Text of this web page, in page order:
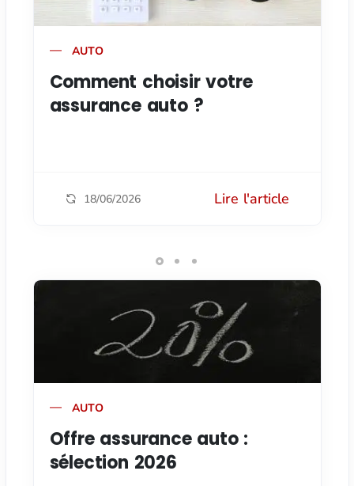
AUTO
Comment choisir votre
assurance auto ?
18/06/2026 Lire l'article
AUTO
Offre assurance auto :
sélection 2026